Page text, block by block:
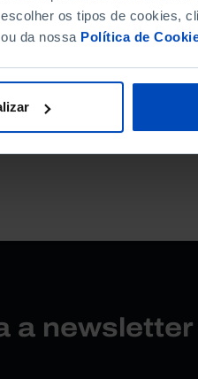
os tipos de cookies,
da nossa Política de
a